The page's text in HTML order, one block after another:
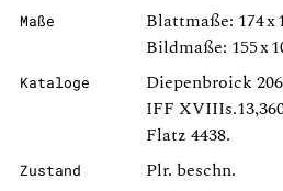
Maße
Blattmaße: 174 x
Bildmaße: 155 x
Kataloge
Diepenbroick
IFF
Flatz 4438.
Zustand Plr. beschn.